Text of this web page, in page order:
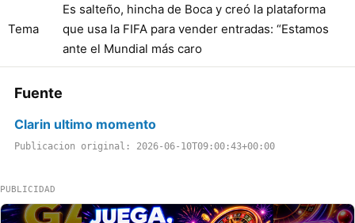
Tema
Es salteño, hincha de Boca y creó la plataforma
que usa la FIFA para vender entradas: “Estamos
ante el Mundial más caro
Fuente
Clarin ultimo momento
Publicacion original: 2026-06-10T09:00:43+00:00
PUBLICIDAD